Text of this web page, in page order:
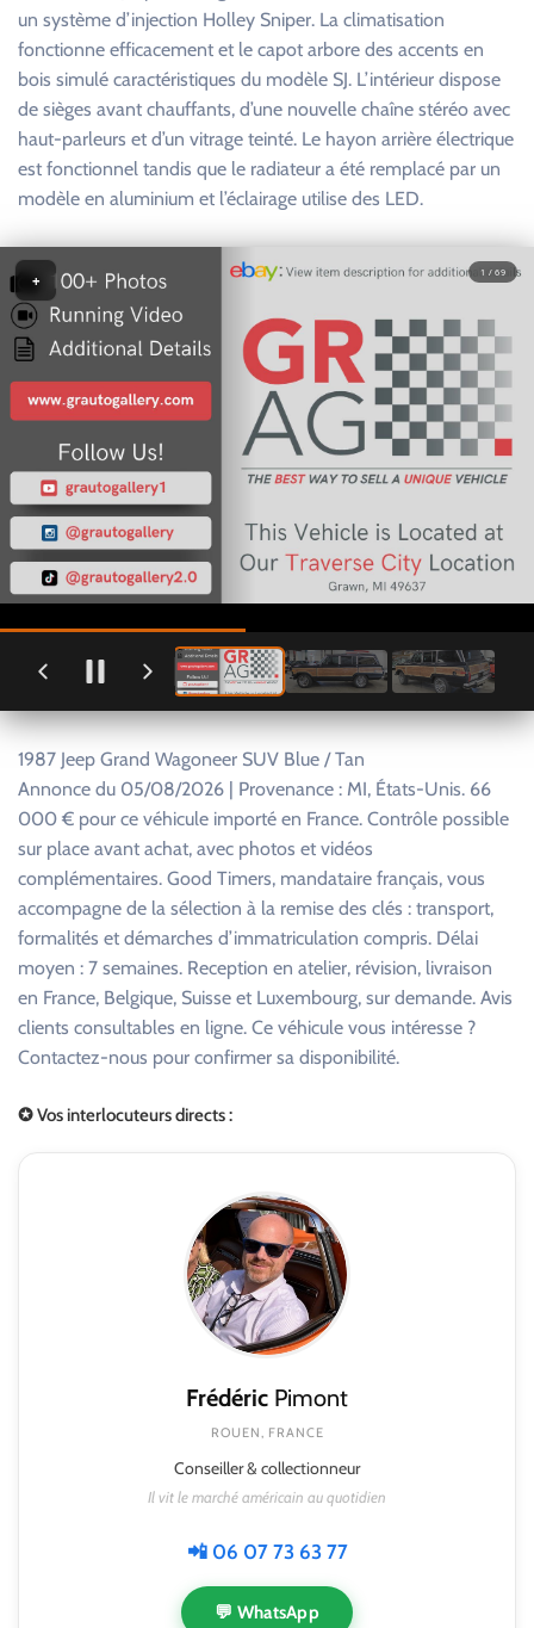
un système d’injection Holley Sniper. La climatisation
fonctionne efficacement et le capot arbore des accents en
bois simulé caractéristiques du modèle SJ. L’intérieur dispose
de sièges avant chauffants, d’une nouvelle chaîne stéréo avec
haut-parleurs et d’un vitrage teinté. Le hayon arrière électrique
est fonctionnel tandis que le radiateur a été remplacé par un
modèle en aluminium et l’éclairage utilise des LED.
1 / 69
+
1987 Jeep Grand Wagoneer SUV Blue / Tan
Annonce du 05/08/2026 | Provenance : MI, États-Unis. 66
000 € pour ce véhicule importé en France. Contrôle possible
sur place avant achat, avec photos et vidéos
complémentaires. Good Timers, mandataire français, vous
accompagne de la sélection à la remise des clés : transport,
formalités et démarches d’immatriculation compris. Délai
moyen : 7 semaines. Reception en atelier, révision, livraison
en France, Belgique, Suisse et Luxembourg, sur demande. Avis
clients consultables en ligne. Ce véhicule vous intéresse ?
Contactez-nous pour confirmer sa disponibilité.
✪ Vos interlocuteurs directs :
Frédéric Pimont
ROUEN, FRANCE
Conseiller & collectionneur
Il vit le marché américain au quotidien
📲 06 07 73 63 77
💬 WhatsApp